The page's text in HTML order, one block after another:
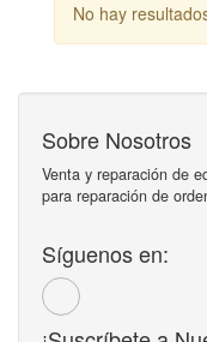
No hay
Sobre Nosotros
Venta y reparación de
para reparación de
Síguenos en: